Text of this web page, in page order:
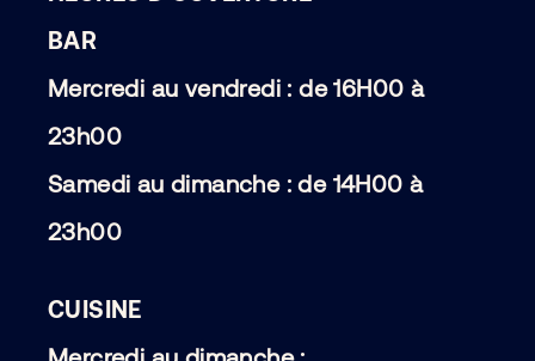
BAR
Mercredi au vendredi : de 16H00 à
23h00
Samedi au dimanche : de 14H00 à
23h00
CUISINE